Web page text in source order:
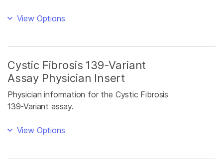
View Options
Cystic Fibrosis 139-Variant
Assay Physician Insert
Physician information for the Cystic Fibrosis
139-Variant assay.
View Options